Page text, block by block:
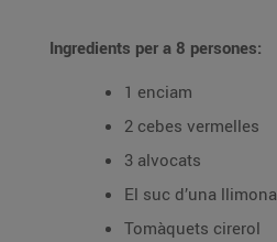
Ingredients per a 8 persones:
1 enciam
2 cebes vermelles
3 alvocats
El suc d’una llimona
Tomàquets cirerol